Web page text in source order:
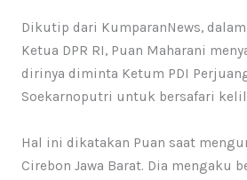
Dikutip dari KumparanNews,
Ketua DPR RI, Puan Maharani
dirinya diminta Ketum PDI
Soekarnoputri untuk bersafari
Hal ini dikatakan Puan saat
Cirebon Jawa Barat. Dia mengaku